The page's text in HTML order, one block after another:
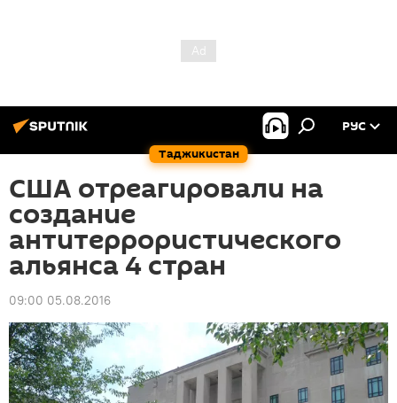
Таджикистан
РУС
США отреагировали на
создание
антитеррористического
альянса 4 стран
09:00 05.08.2016